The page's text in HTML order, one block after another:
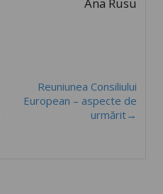
Ana Rusu
Reuniunea Consiliului
European – aspecte de
urmărit→